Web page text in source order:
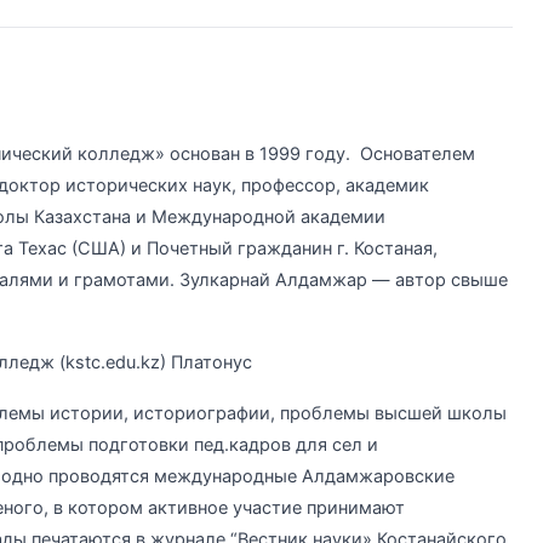
колледж» основан в 1999 году. Основателем
исторических наук, профессор, академик
Казахстана и Международной академии
Техас (США) и Почетный гражданин г. Костаная,
и грамотами. Зулкарнай Алдамжар — автор свыше
истории, историографии, проблемы высшей школы
подготовки пед.кадров для сел и
проводятся международные Алдамжаровские
в котором активное участие принимают